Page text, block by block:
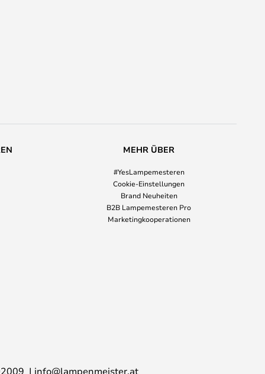
MEHR ÜBER
#YesLampemesteren
Cookie-Einstellungen
Brand Neuheiten
B2B Lampemesteren Pro
Marketingkooperationen
info@lampenmeister.at